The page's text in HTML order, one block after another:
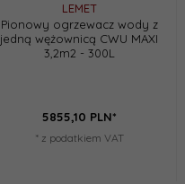
LEMET
Pionowy ogrzewacz wody z
jedną wężownicą CWU MAXI
3,2m2 - 300L
5855,10 PLN*
* z podatkiem VAT